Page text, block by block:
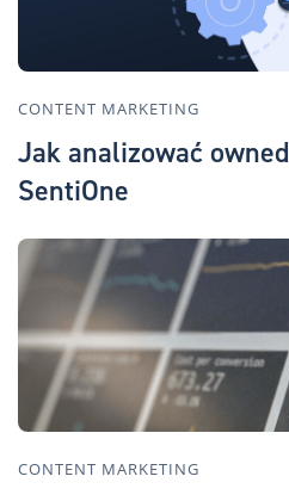
CONTENT MARKETING
Jak analizować
SentiOne
CONTENT MARKETING